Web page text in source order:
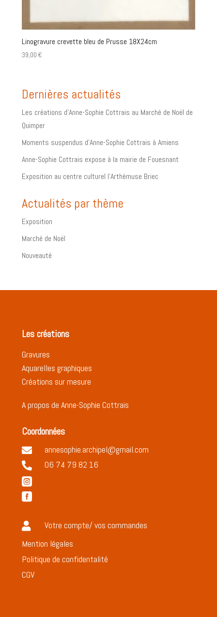
Linogravure crevette bleu de Prusse 18X24cm
39,00 €
Dernières actualités
Les créations d’Anne-Sophie Cottrais au Marché de Noël de
Quimper
Moments suspendus d’Anne-Sophie Cottrais à Amiens
Anne-Sophie Cottrais expose à la mairie de Fouesnant
Exposition au centre culturel l’Arthémuse Briec
Actualités par thème
Exposition
Marché de Noël
Nouveauté
Les créations
Gravures
Aquarelles graphiques
Créations sur mesure
A propos de Anne-Sophie Cottrais
Coordonnées
 annesophie.archipel@gmail.com
 06 74 79 82 16



Votre compte/ vos commandes
Mention légales
Politique de confidentalité
CGV